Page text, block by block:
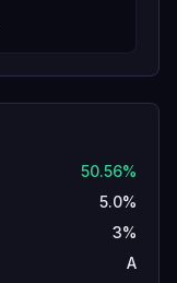
50.56%
5.0%
3%
A